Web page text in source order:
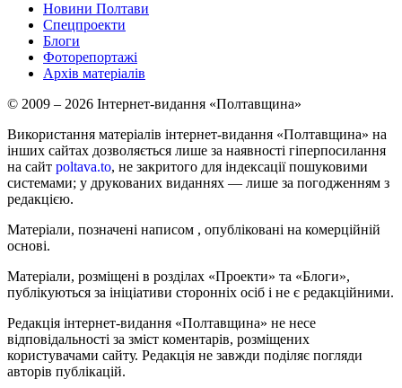
Новини Полтави
Спецпроекти
Блоги
Фоторепортажі
Архів матеріалів
© 2009 – 2026 Інтернет-видання «Полтавщина»
Використання матеріалів інтернет-видання «Полтавщина» на
інших сайтах дозволяється лише за наявності гіперпосилання
на сайт poltava.to, не закритого для індексації пошуковими
системами; у друкованих виданнях — лише за погодженням з
редакцією.
Матеріали, позначені написом , опубліковані на комерційній
основі.
Матеріали, розміщені в розділах «Проекти» та «Блоги»,
публікуються за ініціативи сторонніх осіб і не є редакційними.
Редакція інтернет-видання «Полтавщина» не несе
відповідальності за зміст коментарів, розміщених
користувачами сайту. Редакція не завжди поділяє погляди
авторів публікацій.